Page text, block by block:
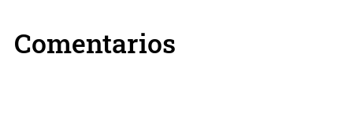
Comentarios